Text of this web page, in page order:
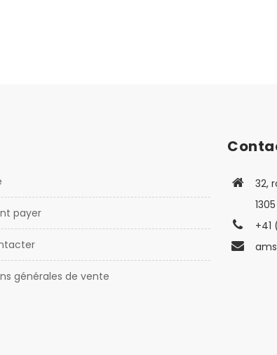
payer
générales de vente
32,